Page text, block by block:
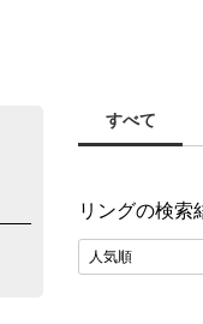
すべて
リングの検索